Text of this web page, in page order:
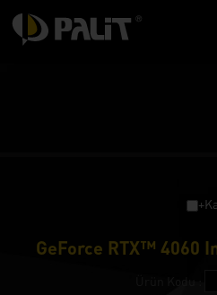
GeForce RTX™ 4060